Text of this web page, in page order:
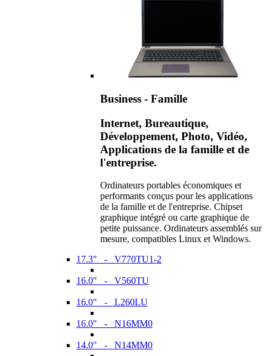
Business - Famille
Internet, Bureautique,
Développement, Photo, Vidéo,
Applications de la famille et de
l'entreprise.
Ordinateurs portables économiques et
performants conçus pour les applications
de la famille et de l'entreprise. Chipset
graphique intégré ou carte graphique de
petite puissance. Ordinateurs assemblés sur
mesure, compatibles Linux et Windows.
17.3" - V770TU1-2
16.0" - V560TU
16.0" - L260LU
16.0" - N16MM0
14.0" - N14MM0